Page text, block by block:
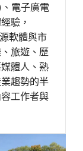
電子廣電
驗，
軟體與市
旅遊、歷
體人、熟
趨勢的半
工作者與